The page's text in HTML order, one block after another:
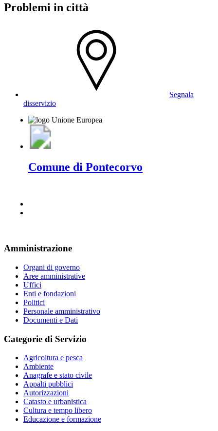
Problemi in città
Segnala
disservizio
Comune di Pontecorvo
Amministrazione
Organi di governo
Aree amministrative
Uffici
Enti e fondazioni
Politici
Personale amministrativo
Documenti e Dati
Categorie di Servizio
Agricoltura e pesca
Ambiente
Anagrafe e stato civile
Appalti pubblici
Autorizzazioni
Catasto e urbanistica
Cultura e tempo libero
Educazione e formazione